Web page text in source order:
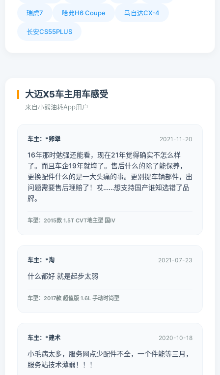
瑞虎7 哈弗H6 Coupe 马自达CX-4
长安CS55PLUS
大迈X5车主用车感受
来自小熊油耗App用户
车主：*卵犟 2021-11-20
16年那时勉强还能看，现在21年觉得确实不怎么样
了。而且车企19年就垮了。售后什么的除了能保养，
更换配件什么的是一大头痛的事。更别提车辆部件，出
问题需要售后理赔了！哎……想支持国产谁知选错了品
牌。
车型：2015款 1.5T CVT地主型 国IV
车主：*淘 2021-07-23
什么都好 就是起步太弱
车型：2017款 超值版 1.6L 手动时尚型
车主：*建术 2020-10-18
小毛病太多，服务网点少配件不全，一个件能等三月，
服务站技术薄弱！！！